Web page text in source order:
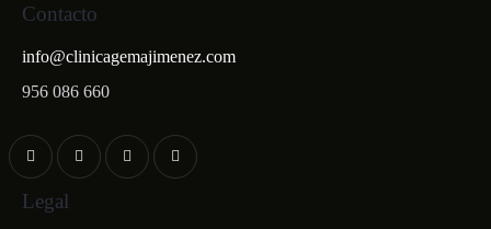
Contacto
info@clinicagemajimenez.com
956 086 660
Legal